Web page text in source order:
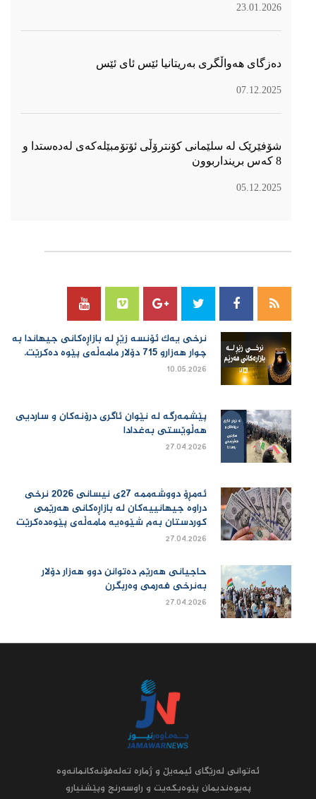
23.01.2026
دەزگای هەواڵگری بەریتانیا ئێس ئای ئێس
07.12.2025
شۆفێرێک لە سلێمانی کۆنترۆڵی ئۆتۆمبێلەکەی لەدەستدا و
8 کەس برینداربوون
05.12.2025
نرخی یەك ئۆنسە زێڕ لە بازاڕەكانی جیهاندا بە
چوار هەزارو 715 دۆلار مامەڵەی پێوە دەكرێت.
10.05.2026
پێشمەرگە لە نێوان ئاگری درۆنەکان و ساردیی
هەڵوێستی بەغدادا
27.04.2026
ئەمڕۆ دووشەممە 27ی نیسانی 2026 نرخی
دراوە جیهانییەكان لە بازاڕەكانی هەرێمی
كوردستان بەم شێوەیە مامەڵەی پێوەدەكرێت
27.04.2026
حاجیانی هەرێم دەتوانن دوو هەزار دۆلار
بەنرخی فەرمی وەربگرن
27.04.2026
ئه‌توانى له‌رێگاى ئیمه‌یڵ و ژماره‌ ته‌له‌فۆنه‌کانمانه‌وه‌
په‌یوه‌ندیمان پێوه‌بکه‌یت و راوسه‌رنج وپێشنیارو